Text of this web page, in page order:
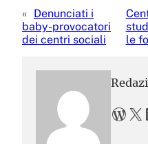
« Denunciati i
baby-provocatori
dei centri sociali
le
WordPress X